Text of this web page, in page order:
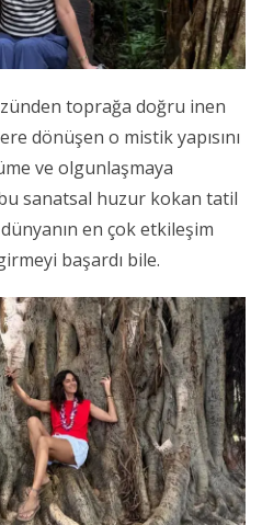
toprağa doğru inen
dönüşen o mistik yapısını
ve olgunlaşmaya
sanatsal huzur kokan tatil
en çok etkileşim
başardı bile.